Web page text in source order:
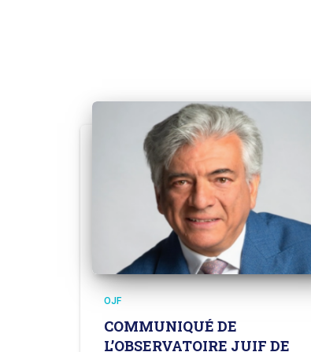
OJF
COMMUNIQUÉ DE
L’OBSERVATOIRE JUIF DE